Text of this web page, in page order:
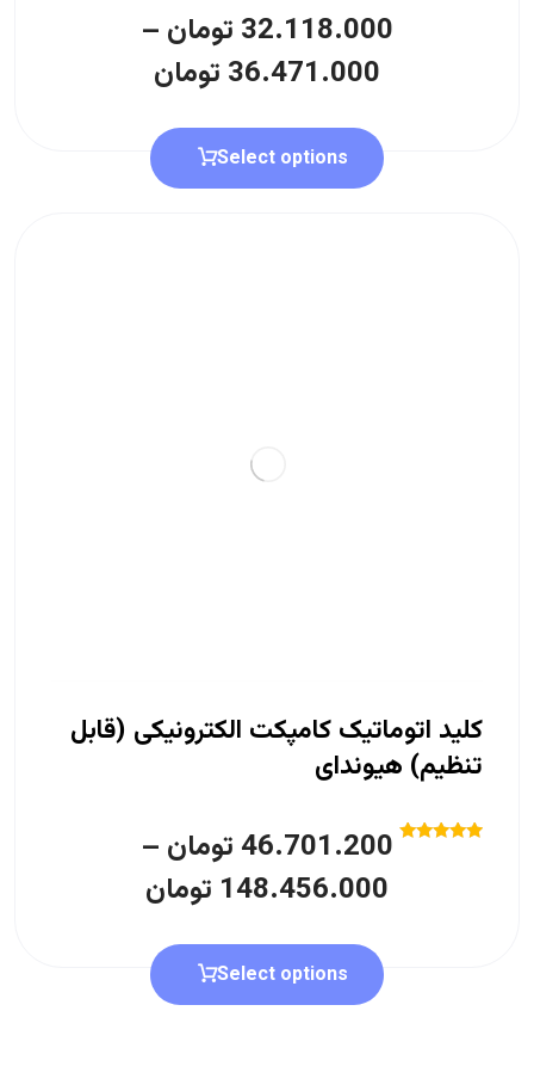
32.118.000 تومان –
36.471.000 تومان
Select options
کلید اتوماتیک کامپکت الکترونیکی (قابل
تنظیم) هیوندای
46.701.200 تومان –
148.456.000 تومان
Select options